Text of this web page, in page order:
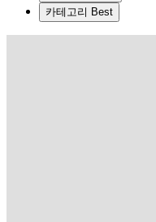
카테고리 Best